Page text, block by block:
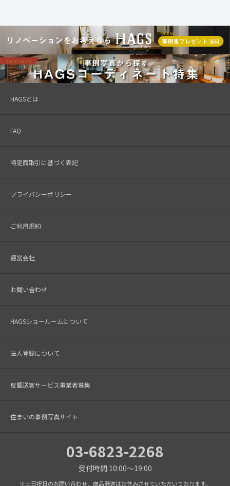
HAGSとは
FAQ
特定商取引に基づく表記
プライバシーポリシー
ご利用規約
運営会社
お問い合わせ
HAGSショールームについて
法人登録について
反響送客サービス事業者募集
住まいの事例写真サイト
03-6823-2268
受付時間 10:00～19:00
※土日祝日のお問い合わせ、商品発送はお休みさせていただいております。